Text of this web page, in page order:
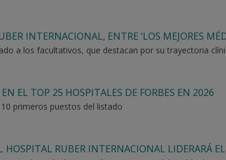
INTERNACIONAL, ENTRE ‘LOS MEJORES
a los facultativos, que destacan por su trayectoria
EL TOP 25 HOSPITALES DE FORBES EN 2026
primeros puestos del listado
RUBER INTERNACIONAL LIDERARÁ